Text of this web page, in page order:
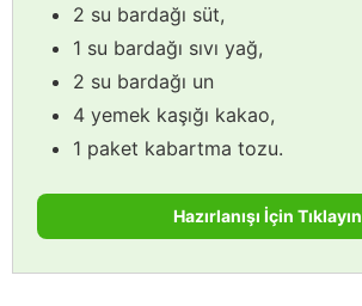
2 su bardağı süt,
1 su bardağı sıvı yağ,
2 su bardağı un
4 yemek kaşığı kakao,
1 paket kabartma tozu.
Hazırlanışı İçin Tıklayın